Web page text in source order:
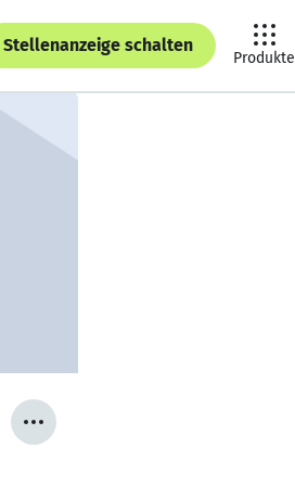
Stellenanzeige schalten
Produkte